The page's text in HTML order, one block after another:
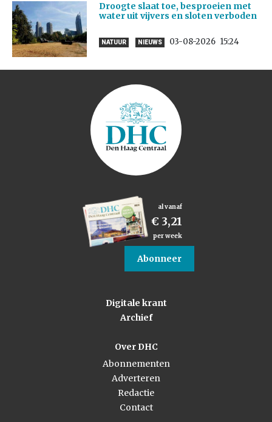
Droogte slaat toe, besproeien met
water uit vijvers en sloten verboden
NATUUR NIEUWS 03-08-2026 15:24
al vanaf
€ 3,21
per week
Abonneer
Digitale krant
Archief
Over DHC
Abonnementen
Adverteren
Redactie
Contact